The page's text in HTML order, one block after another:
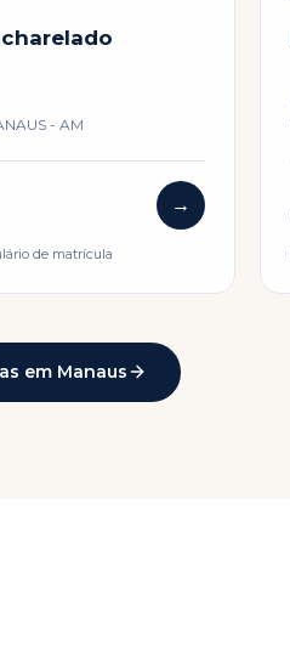
- AM
→
de matrícula
em Manaus